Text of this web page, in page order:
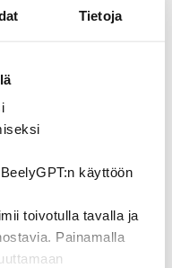
Tietoja
käyttöön
toivotulla tavalla ja
Painamalla